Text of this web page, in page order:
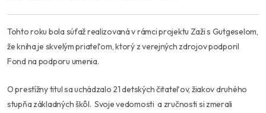
Tohto roku bola súťaž realizovaná v rámci projektu Zaži s Gutgeselom,
že kniha je skvelým priateľom, ktorý z verejných zdrojov podporil
Fond na podporu umenia.
O prestížny titul sa uchádzalo 21 detských čitateľov, žiakov druhého
stupňa základných škôl. Svoje vedomosti a zručnosti si zmerali